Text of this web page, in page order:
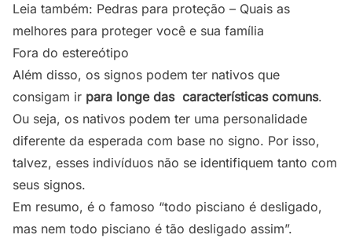
Leia também: Pedras para proteção – Quais as
melhores para proteger você e sua família
Fora do estereótipo
Além disso, os signos podem ter nativos que
consigam ir para longe das características comuns.
Ou seja, os nativos podem ter uma personalidade
diferente da esperada com base no signo. Por isso,
talvez, esses indivíduos não se identifiquem tanto com
seus signos.
Em resumo, é o famoso “todo pisciano é desligado,
mas nem todo pisciano é tão desligado assim”.